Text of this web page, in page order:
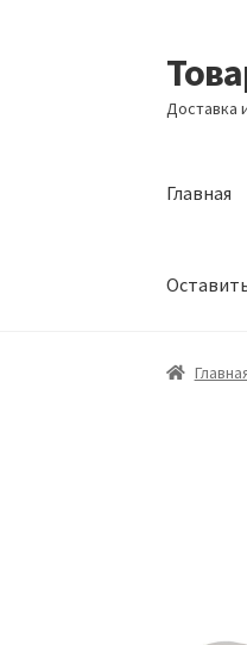
Перейти
к
Перейти
к
Доставка
Главная
Главная